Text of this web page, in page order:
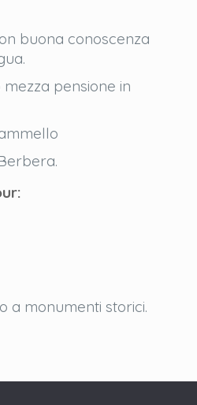
buona conoscenza
pensione in
a monumenti storici.